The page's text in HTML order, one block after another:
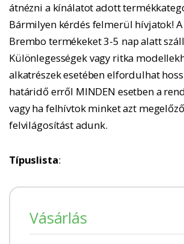
átnézni a kínálatot adott
Bármilyen kérdés felmerül hívjatok!
Brembo termékeket 3-5 nap alatt
Különlegességek vagy ritka
alkatrészek esetében elfordulhat
határidő erről MINDEN esetben a
vagy ha felhívtok minket azt
felvilágosítást adunk.
Típuslista:
Vásárlás